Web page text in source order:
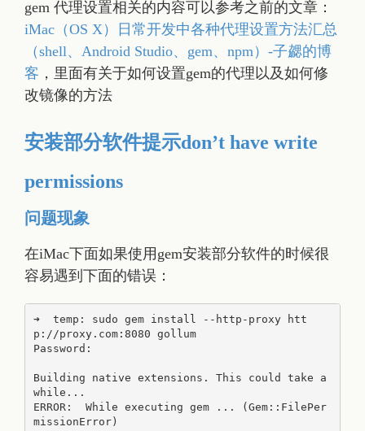
gem 代理设置相关的内容可以参考之前的文章：
iMac（OS X）日常开发中各种代理设置方法汇总
（shell、Android Studio、gem、npm）-子勰的博
客 ，里面有关于如何设置gem的代理以及如何修
改镜像的方法
安装部分软件提示don’t have write
permissions
问题现象
在iMac下面如果使用gem安装部分软件的时候很
容易遇到下面的错误：
➜  temp: sudo gem install --http-proxy htt
p://proxy.com:8080 gollum
Password:
Building native extensions. This could take a
while...
ERROR:  While executing gem ... (Gem::FilePer
missionError)